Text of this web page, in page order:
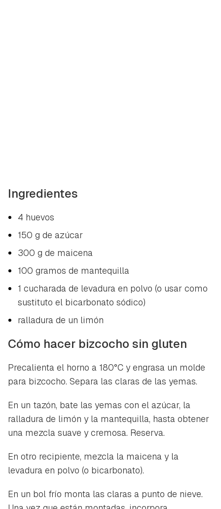
Guardar como favorito
Para poder guardar como favorito, primero has de
INICIAR SESIÓN CANCELAR
Ingredientes
4 huevos
150 g de azúcar
300 g de maicena
100 gramos de mantequilla
1 cucharada de levadura en polvo (o usar como
sustituto el bicarbonato sódico)
ralladura de un limón
Cómo hacer bizcocho sin gluten
Precalienta el horno a 180°C y engrasa un molde
para bizcocho. Separa las claras de las yemas.
En un tazón, bate las yemas con el azúcar, la
ralladura de limón y la mantequilla, hasta obtener
una mezcla suave y cremosa. Reserva.
En otro recipiente, mezcla la maicena y la
levadura en polvo (o bicarbonato).
En un bol frío monta las claras a punto de nieve.
Contenido enviado
ACEPTAR